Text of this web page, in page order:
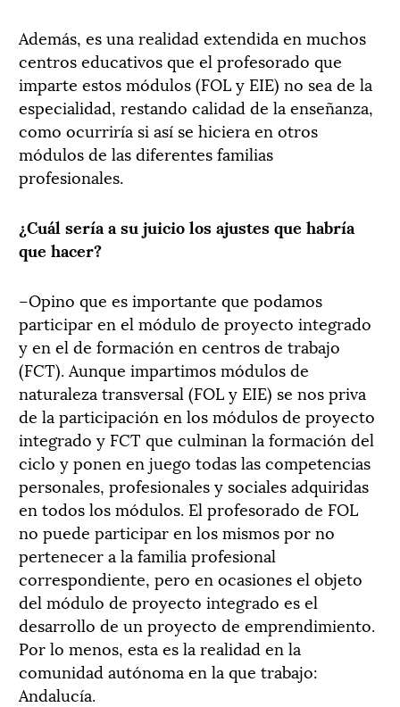
Además, es una realidad extendida en muchos
centros educativos que el profesorado que
imparte estos módulos (FOL y EIE) no sea de la
especialidad, restando calidad de la enseñanza,
como ocurriría si así se hiciera en otros
módulos de las diferentes familias
profesionales.
¿Cuál sería a su juicio los ajustes que habría
que hacer?
–Opino que es importante que podamos
participar en el módulo de proyecto integrado
y en el de formación en centros de trabajo
(FCT). Aunque impartimos módulos de
naturaleza transversal (FOL y EIE) se nos priva
de la participación en los módulos de proyecto
integrado y FCT que culminan la formación del
ciclo y ponen en juego todas las competencias
personales, profesionales y sociales adquiridas
en todos los módulos. El profesorado de FOL
no puede participar en los mismos por no
pertenecer a la familia profesional
correspondiente, pero en ocasiones el objeto
del módulo de proyecto integrado es el
desarrollo de un proyecto de emprendimiento.
Por lo menos, esta es la realidad en la
comunidad autónoma en la que trabajo:
Andalucía.